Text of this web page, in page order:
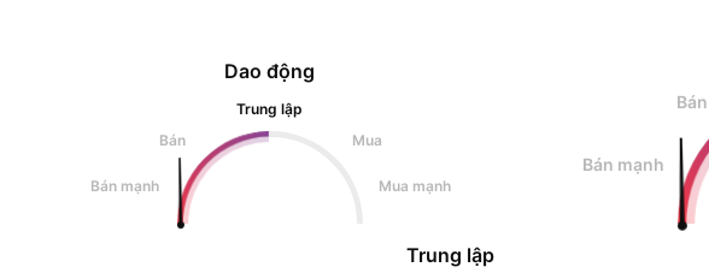
Dao động
Trung lập
Bán
Mua
Bán mạnh Mua mạnh
Trung lập
Bán
Bán mạnh